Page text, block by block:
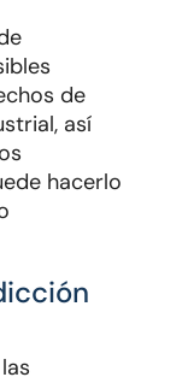
de
así
hacerlo